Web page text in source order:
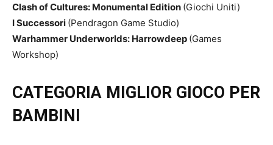
Clash of Cultures: Monumental Edition (Giochi Uniti)
I Successori (Pendragon Game Studio)
Warhammer Underworlds: Harrowdeep (Games
Workshop)
CATEGORIA MIGLIOR GIOCO PER
BAMBINI